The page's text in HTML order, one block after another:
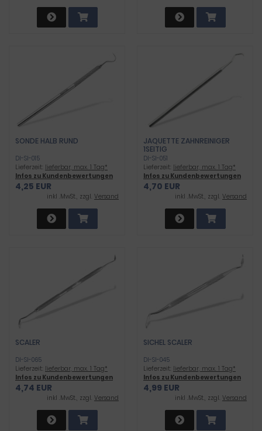
SONDE HALB RUND
DI-SI-015
Lieferzeit: lieferbar, max. 1 Tag*
Infos zu Kundenbewertungen
4,25 EUR
inkl .MwSt., zzgl. Versand
JAQUETTE ZAHNREINIGER
1SEITIG
DI-SI-051
Lieferzeit: lieferbar, max. 1 Tag*
Infos zu Kundenbewertungen
4,70 EUR
inkl .MwSt., zzgl. Versand
SCALER
DI-SI-065
Lieferzeit: lieferbar, max. 1 Tag*
Infos zu Kundenbewertungen
4,74 EUR
inkl .MwSt., zzgl. Versand
SICHEL SCALER
DI-SI-045
Lieferzeit: lieferbar, max. 1 Tag*
Infos zu Kundenbewertungen
4,99 EUR
inkl .MwSt., zzgl. Versand